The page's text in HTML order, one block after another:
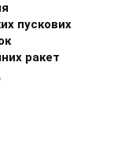
пускових
ракет